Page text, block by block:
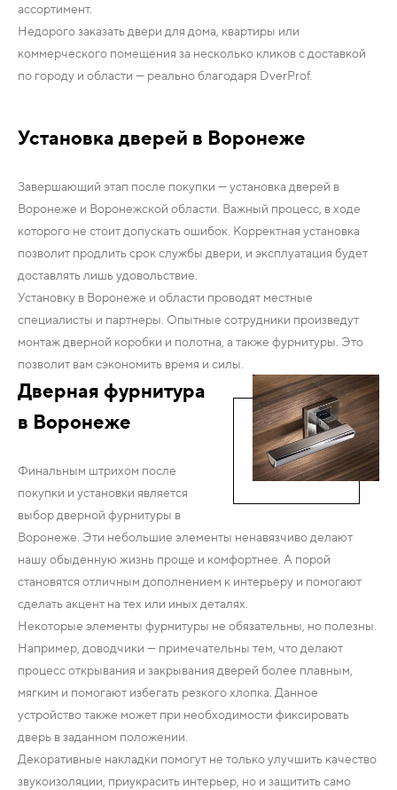
ассортимент.
Недорого заказать двери для дома, квартиры или
коммерческого помещения за несколько кликов с доставкой
по городу и области — реально благодаря DverProf.
Установка дверей в Воронеже
Завершающий этап после покупки — установка дверей в
Воронеже и Воронежской области. Важный процесс, в ходе
которого не стоит допускать ошибок. Корректная установка
позволит продлить срок службы двери, и эксплуатация будет
доставлять лишь удовольствие.
Установку в Воронеже и области проводят местные
специалисты и партнеры. Опытные сотрудники произведут
монтаж дверной коробки и полотна, а также фурнитуры. Это
позволит вам сэкономить время и силы.
Дверная фурнитура
в Воронеже
Финальным штрихом после
покупки и установки является
выбор дверной фурнитуры в
Воронеже. Эти небольшие элементы ненавязчиво делают
нашу обыденную жизнь проще и комфортнее. А порой
становятся отличным дополнением к интерьеру и помогают
сделать акцент на тех или иных деталях.
Некоторые элементы фурнитуры не обязательны, но полезны.
Например, доводчики — примечательны тем, что делают
процесс открывания и закрывания дверей более плавным,
мягким и помогают избегать резкого хлопка. Данное
устройство также может при необходимости фиксировать
дверь в заданном положении.
Декоративные накладки помогут не только улучшить качество
звукоизоляции, приукрасить интерьер, но и защитить само